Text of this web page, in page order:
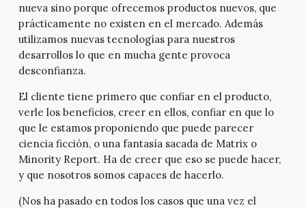
nueva sino porque ofrecemos productos nuevos, que
prácticamente no existen en el mercado. Además
utilizamos nuevas tecnologías para nuestros
desarrollos lo que en mucha gente provoca
desconfianza.
El cliente tiene primero que confiar en el producto,
verle los beneficios, creer en ellos, confiar en que lo
que le estamos proponiendo que puede parecer
ciencia ficción, o una fantasía sacada de Matrix o
Minority Report. Ha de creer que eso se puede hacer,
y que nosotros somos capaces de hacerlo.
(Nos ha pasado en todos los casos que una vez el